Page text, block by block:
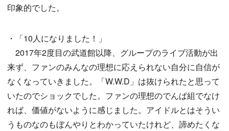
印象的でした。
・「10人になりました！」
2017年2度目の武道館以降、グループのライブ活動が出
来ず、ファンのみんなの理想に応えられない自分に自信が
なくなっていきました。「W.W.D」は抜けられたと思って
いたのでショックでした。ファンの理想のでんぱ組でなけ
れば、価値がないように感じました。アイドルとはそうい
うものなのもぼんやりとわかっていたけれど、諦めたくな